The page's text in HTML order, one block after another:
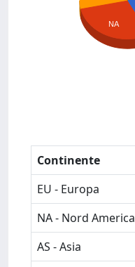
NA
Continente
EU - Europa
NA - Nord America
AS - Asia